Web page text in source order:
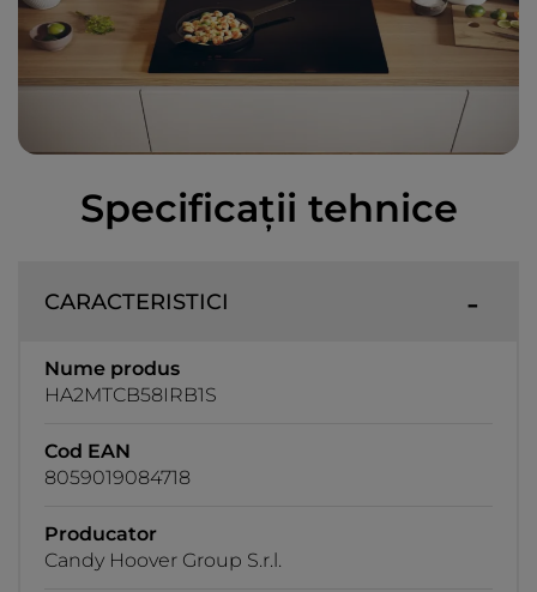
Specificații tehnice
CARACTERISTICI
Nume produs
HA2MTCB58IRB1S
Cod EAN
8059019084718
Producator
Candy Hoover Group S.r.l.